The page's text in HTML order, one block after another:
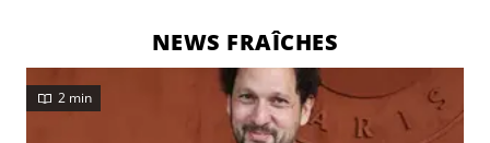
NEWS FRAÎCHES
2 min